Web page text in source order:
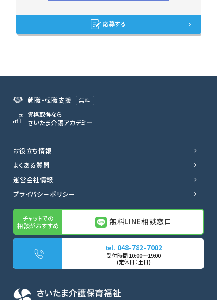
無料LINE相談窓口
応募する
就職・転職支援 無料
資格取得なら
さいたま介護アカデミー
お役立ち情報
よくある質問
運営会社情報
プライバシーポリシー
無料LINE相談窓口
048-782-7002